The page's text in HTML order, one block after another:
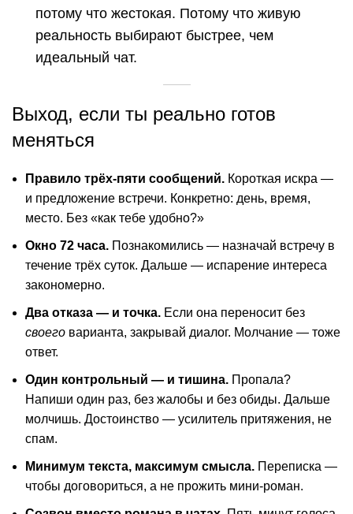
потому что жестокая. Потому что живую
реальность выбирают быстрее, чем
идеальный чат.
Выход, если ты реально готов
меняться
Правило трёх-пяти сообщений. Короткая искра —
и предложение встречи. Конкретно: день, время,
место. Без «как тебе удобно?»
Окно 72 часа. Познакомились — назначай встречу в
течение трёх суток. Дальше — испарение интереса
закономерно.
Два отказа — и точка. Если она переносит без
своего варианта, закрывай диалог. Молчание — тоже
ответ.
Один контрольный — и тишина. Пропала?
Напиши один раз, без жалобы и без обиды. Дальше
молчишь. Достоинство — усилитель притяжения, не
спам.
Минимум текста, максимум смысла. Переписка —
чтобы договориться, а не прожить мини-роман.